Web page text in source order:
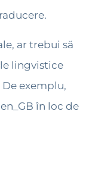
ar trebui să
lingvistice
exemplu,
în loc de